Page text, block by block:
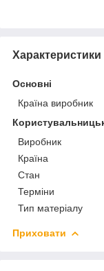
Характеристики
Основні
Країна виробник
Виробник
Країна
Стан
Терміни
Тип матеріалу
Приховати